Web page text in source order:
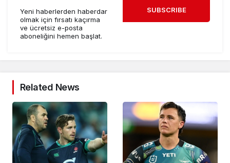
Yeni haberlerden haberdar
olmak için fırsatı kaçırma
ve ücretsiz e-posta
aboneliğini hemen başlat.
SUBSCRIBE
Related News